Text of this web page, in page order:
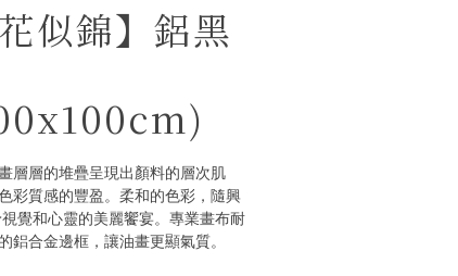
似錦】鋁黑
層層的堆疊呈現出顏料的層次肌
彩質感的豐盈。柔和的色彩，隨興
覺和心靈的美麗饗宴。專業畫布耐
鋁合金邊框，讓油畫更顯氣質。